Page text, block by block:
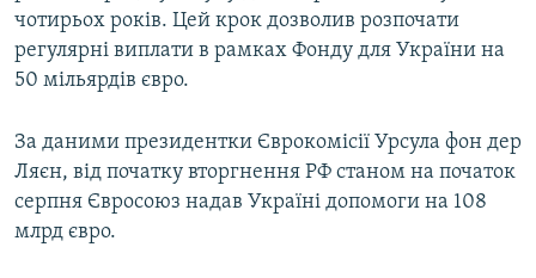
чотирьох років. Цей крок дозволив розпочати
регулярні виплати в рамках Фонду для України на
50 мільярдів євро.
За даними президентки Єврокомісії Урсула фон дер
Ляєн, від початку вторгнення РФ станом на початок
серпня Євросоюз надав Україні допомоги на 108
млрд євро.